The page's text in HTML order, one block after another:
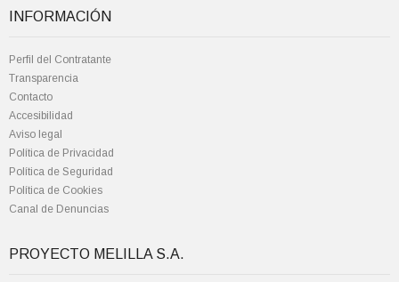
INFORMACIÓN
Perfil del Contratante
Transparencia
Contacto
Accesibilidad
Aviso legal
Política de Privacidad
Política de Seguridad
Política de Cookies
Canal de Denuncias
PROYECTO MELILLA S.A.